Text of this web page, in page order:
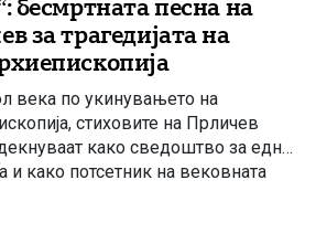
бесмртната песна на
за трагедијата на
века по укинувањето на
стиховите на Прличев
како сведоштво за една
и како потсетник на вековната
на духовниот и националниот